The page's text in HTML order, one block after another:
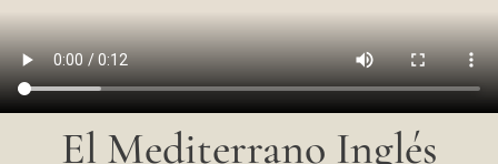
El Mediterrano Inglés